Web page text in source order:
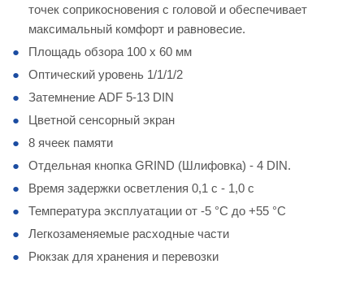
точек соприкосновения с головой и обеспечивает
максимальный комфорт и равновесие.
Площадь обзора 100 x 60 мм
Оптический уровень 1/1/1/2
Затемнение ADF 5-13 DIN
Цветной сенсорный экран
8 ячеек памяти
Отдельная кнопка GRIND (Шлифовка) - 4 DIN.
Время задержки осветления 0,1 с - 1,0 с
Температура эксплуатации от -5 °C до +55 °C
Легкозаменяемые расходные части
Рюкзак для хранения и перевозки